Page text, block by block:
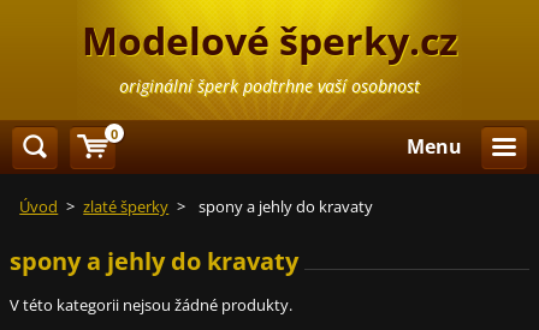
Modelové šperky.cz
originální šperk podtrhne vaší osobnost
Menu
Úvod > zlaté šperky > spony a jehly do kravaty
spony a jehly do kravaty
V této kategorii nejsou žádné produkty.
0